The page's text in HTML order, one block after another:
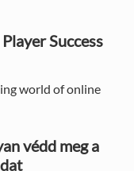
Success
world of online
védd meg a